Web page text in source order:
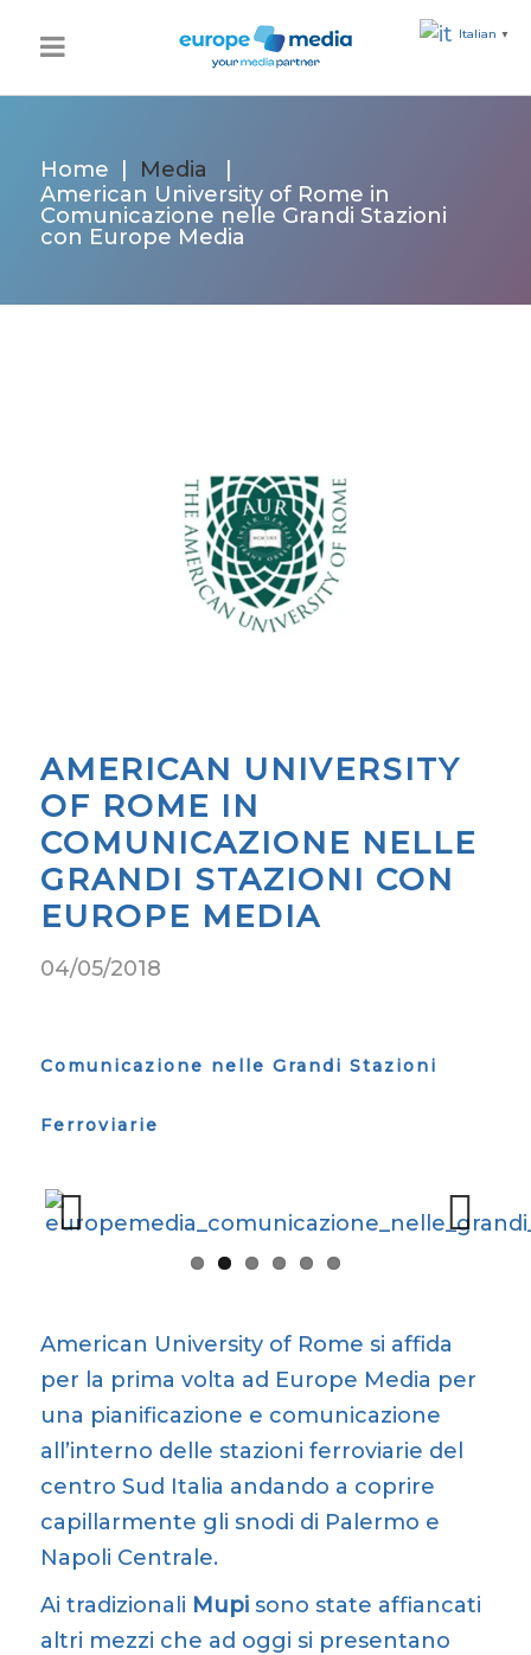
Home Media
American University of Rome in
Comunicazione nelle Grandi Stazioni
con Europe Media
AMERICAN UNIVERSITY
OF ROME IN
COMUNICAZIONE NELLE
GRANDI STAZIONI CON
EUROPE MEDIA
04/05/2018
Comunicazione nelle Grandi Stazioni
Ferroviarie
American University of Rome si affida
per la prima volta ad Europe Media per
una pianificazione e comunicazione
all’interno delle stazioni ferroviarie del
centro Sud Italia andando a coprire
capillarmente gli snodi di Palermo e
Napoli Centrale.
Ai tradizionali Mupisono state affiancati
altri mezzi che ad oggi si presentano
Italian ▼